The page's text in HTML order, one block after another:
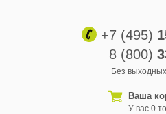
+7 (495)
8 (800)
Без
Ваша
У вас 0